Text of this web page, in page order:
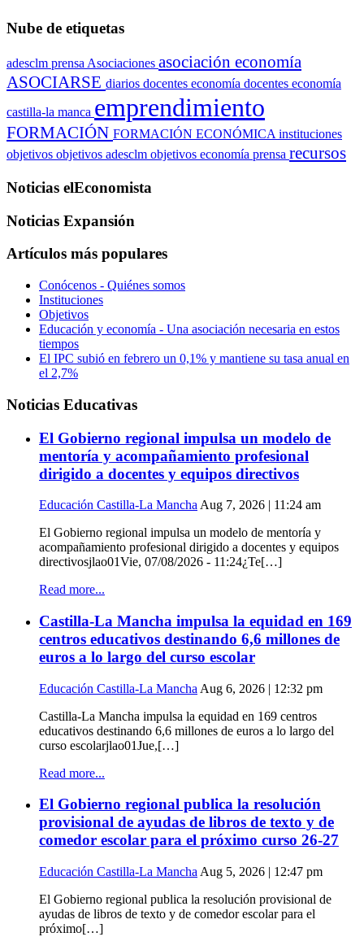
Nube de etiquetas
adesclm prensa Asociaciones asociación economía
ASOCIARSE diarios docentes economía docentes economía
castilla-la manca emprendimiento
FORMACIÓN FORMACIÓN ECONÓMICA instituciones
objetivos objetivos adesclm objetivos economía prensa recursos
Noticias elEconomista
Noticias Expansión
Artículos más populares
Conócenos - Quiénes somos
Instituciones
Objetivos
Educación y economía - Una asociación necesaria en estos
tiempos
El IPC subió en febrero un 0,1% y mantiene su tasa anual en
el 2,7%
Noticias Educativas
El Gobierno regional impulsa un modelo de
mentoría y acompañamiento profesional
dirigido a docentes y equipos directivos
Educación Castilla-La Mancha Aug 7, 2026 | 11:24 am
El Gobierno regional impulsa un modelo de mentoría y
acompañamiento profesional dirigido a docentes y equipos
directivosjlao01Vie, 07/08/2026 - 11:24¿Te[…]
Read more...
Castilla-La Mancha impulsa la equidad en 169
centros educativos destinando 6,6 millones de
euros a lo largo del curso escolar
Educación Castilla-La Mancha Aug 6, 2026 | 12:32 pm
Castilla-La Mancha impulsa la equidad en 169 centros
educativos destinando 6,6 millones de euros a lo largo del
curso escolarjlao01Jue,[…]
Read more...
El Gobierno regional publica la resolución
provisional de ayudas de libros de texto y de
comedor escolar para el próximo curso 26-27
Educación Castilla-La Mancha Aug 5, 2026 | 12:47 pm
El Gobierno regional publica la resolución provisional de
ayudas de libros de texto y de comedor escolar para el
próximo[…]